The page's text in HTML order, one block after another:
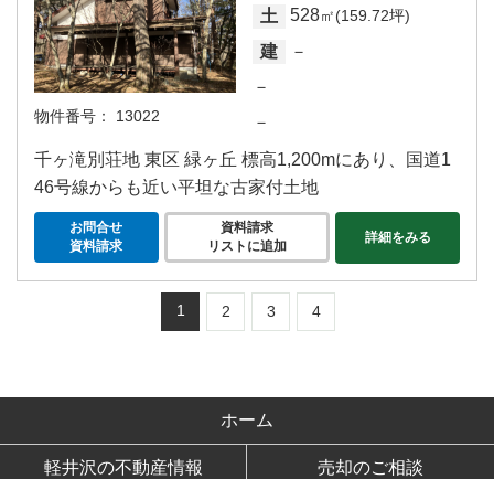
物件番号： 13022
土
528㎡(159.72坪)
建
－
－
－
千ヶ滝別荘地 東区 緑ヶ丘 標高1,200mにあり、国道1
46号線からも近い平坦な古家付土地
お問合せ
資料請求
資料請求
リストに追加
詳細をみる
1 2 3 4
ホーム
軽井沢の不動産情報 売却のご相談